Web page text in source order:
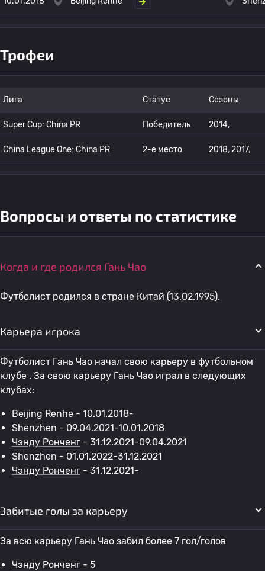
Трофеи
Лига Статус Сезоны
Super Cup: China PR Победитель 2014,
China League One: China PR 2-е место 2018, 2017,
Вопросы и ответы по статистике
Когда и где родился Гань Чао
Футболист родился в стране Китай (13.02.1995).
Карьера игрока
Футболист Гань Чао начал свою карьеру в футбольном
клубе . За свою карьеру Гань Чао играл в следующих
клубах:
Beijing Renhe - 10.01.2018-
Shenzhen - 09.04.2021-10.01.2018
Чэнду Ронченг - 31.12.2021-09.04.2021
Shenzhen - 01.01.2022-31.12.2021
Чэнду Ронченг - 31.12.2021-
Забитые голы за карьеру
За всю карьеру Гань Чао забил более 7 гол/голов
Чэнду Ронченг - 5